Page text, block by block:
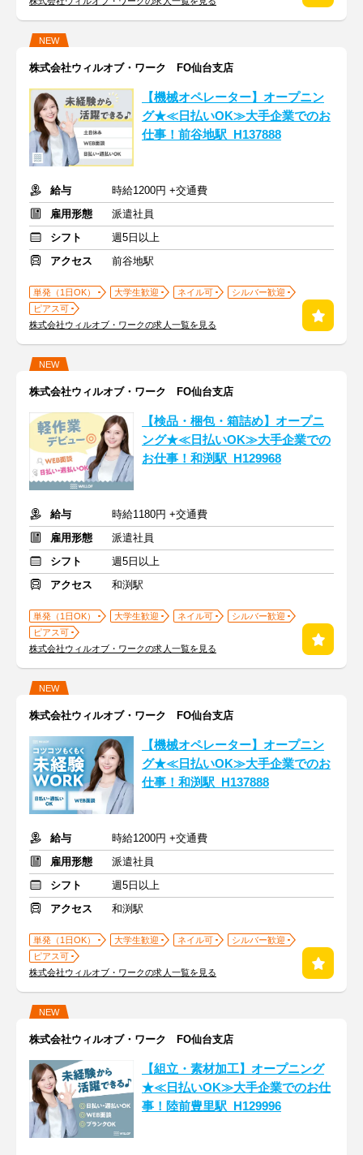
NEW
株式会社ウィルオブ・ワーク FO仙台支店
【機械オペレーター】オープニン
グ★≪日払いOK≫大手企業でのお
仕事！前谷地駅_H137888
給与
時給1200円 +交通費
雇用形態
派遣社員
シフト
週5日以上
アクセス
前谷地駅
単発（1日OK） 大学生歓迎 ネイル可
シルバー歓迎
ピアス可
株式会社ウィルオブ・ワークの求人一覧を見る
NEW
株式会社ウィルオブ・ワーク FO仙台支店
【検品・梱包・箱詰め】オープニ
ング★≪日払いOK≫大手企業での
お仕事！和渕駅_H129968
給与
時給1180円 +交通費
雇用形態
派遣社員
シフト
週5日以上
アクセス
和渕駅
単発（1日OK） 大学生歓迎 ネイル可
シルバー歓迎
ピアス可
株式会社ウィルオブ・ワークの求人一覧を見る
NEW
株式会社ウィルオブ・ワーク FO仙台支店
【機械オペレーター】オープニン
グ★≪日払いOK≫大手企業でのお
仕事！和渕駅_H137888
給与
時給1200円 +交通費
雇用形態
派遣社員
シフト
週5日以上
アクセス
和渕駅
単発（1日OK） 大学生歓迎 ネイル可
シルバー歓迎
ピアス可
株式会社ウィルオブ・ワークの求人一覧を見る
NEW
株式会社ウィルオブ・ワーク FO仙台支店
【組立・素材加工】オープニング
★≪日払いOK≫大手企業でのお仕
事！陸前豊里駅_H129996